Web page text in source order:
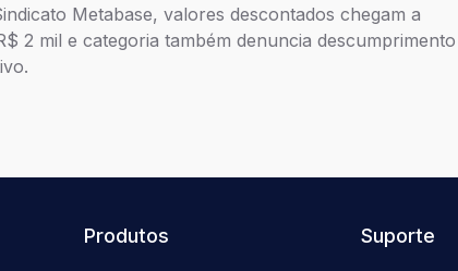
Metabase, valores descontados chegam a
2 mil e categoria também denuncia
Produtos Suporte